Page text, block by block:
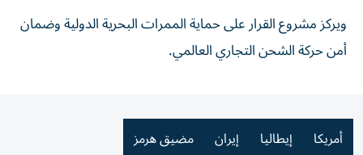
ويركز مشروع القرار على حماية الممرات البحرية الدولية وضمان
أمن حركة الشحن التجاري العالمي.
أمريكا إيطاليا إيران مضيق هرمز